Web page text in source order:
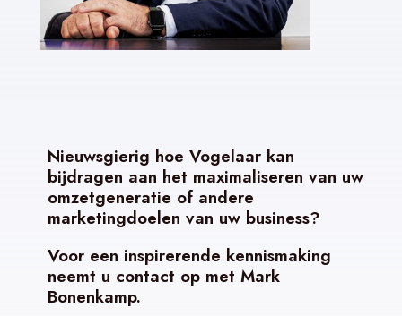
Nieuwsgierig hoe Vogelaar kan
bijdragen aan het maximaliseren van uw
omzetgeneratie of andere
marketingdoelen van uw business?
Voor een inspirerende kennismaking
neemt u contact op met Mark
Bonenkamp.